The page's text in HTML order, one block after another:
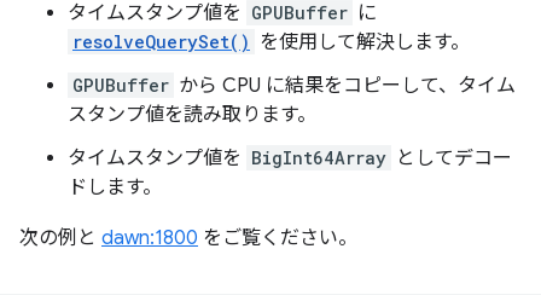
タイムスタンプ値を GPUBuffer に
resolveQuerySet() を使用して解決します。
GPUBuffer から CPU に結果をコピーして、タイム
スタンプ値を読み取ります。
タイムスタンプ値を BigInt64Array としてデコー
ドします。
次の例と dawn:1800 をご覧ください。